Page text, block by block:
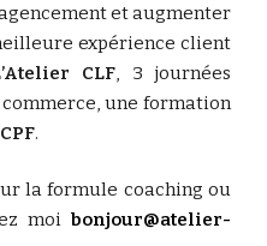
et augmenter
expérience client
CLF , 3 journées
une formation
.
la formule coaching ou
moi bonjour@atelier-